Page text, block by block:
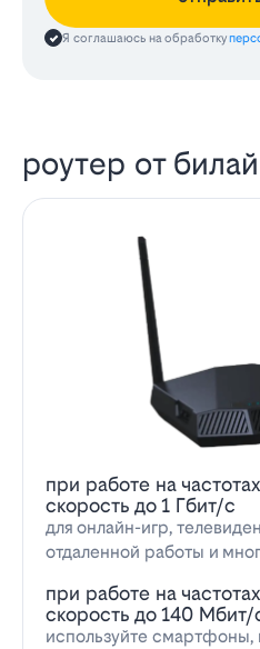
Я соглашаюсь на обработку
роутер от
при работе на
скорость до 1 Гбит/с
для онлайн-игр,
отдаленной работы и
при работе на
скорость до 140 Мбит/
используйте смартфоны,